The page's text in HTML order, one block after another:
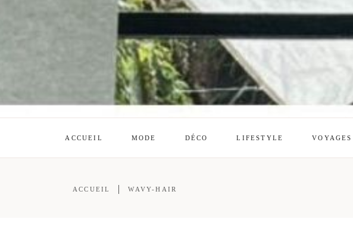
ACCUEIL MODE DÉCO LIFESTYLE VOYAGES
ACCUEIL WAVY-HAIR